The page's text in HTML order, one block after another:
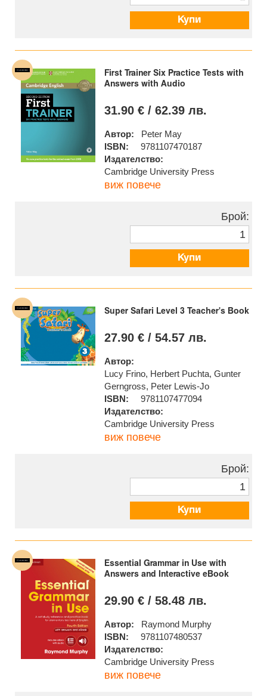
Купи
First Trainer Six Practice Tests with
Answers with Audio
31.90 € / 62.39 лв.
Автор:
Peter May
ISBN:
9781107470187
Издателство:
Cambridge University Press
виж повече
Брой:
Купи
Super Safari Level 3 Teacher's Book
27.90 € / 54.57 лв.
Автор:
Lucy Frino, Herbert Puchta, Gunter
Gerngross, Peter Lewis-Jo
ISBN:
9781107477094
Издателство:
Cambridge University Press
виж повече
Брой:
Купи
Essential Grammar in Use with
Answers and Interactive eBook
29.90 € / 58.48 лв.
Автор:
Raymond Murphy
ISBN:
9781107480537
Издателство:
Cambridge University Press
виж повече